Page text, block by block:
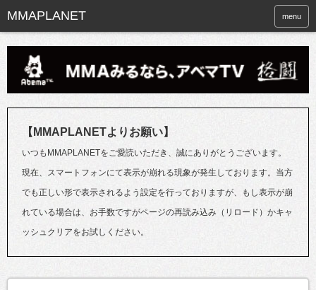
menu
【MMAPLANETよりお願い】
いつもMMAPLANETをご愛読いただき、誠にありがとうございます。
現在、スマートフォンにて表示が崩れる現象が発生しております。当方
でも正しい形で表示されるよう設定を行っておりますが、もし表示が崩
れている場合は、お手数ですがページの再読み込み（リロード）かキャ
ッシュクリアをお試しください。